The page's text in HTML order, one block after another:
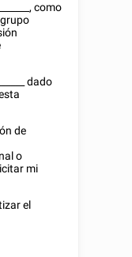
, como
dado
de
o
mi
el